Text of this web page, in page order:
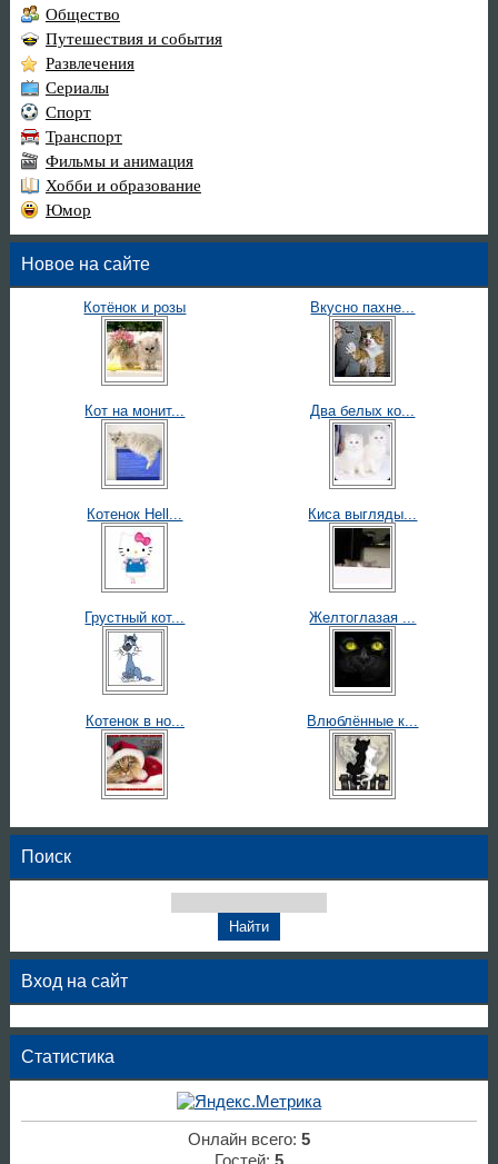
Общество
Путешествия и события
Развлечения
Сериалы
Спорт
Транспорт
Фильмы и анимация
Хобби и образование
Юмор
Новое на сайте
Котёнок и розы Вкусно пахне...
Кот на монит... Два белых ко...
Котенок Hell... Киса выгляды...
Грустный кот... Желтоглазая ...
Котенок в но... Влюблённые к...
Поиск
Вход на сайт
Статистика
Онлайн всего: 5